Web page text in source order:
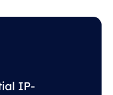
IP-